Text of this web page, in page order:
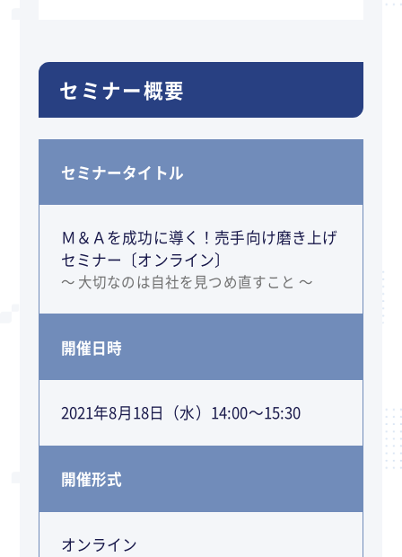
セミナー概要
セミナータイトル
Ｍ＆Ａを成功に導く！売手向け磨き上げ
セミナー〔オンライン〕
～ 大切なのは自社を見つめ直すこと ～
開催日時
2021年8月18日（水）14:00～15:30
開催形式
オンライン